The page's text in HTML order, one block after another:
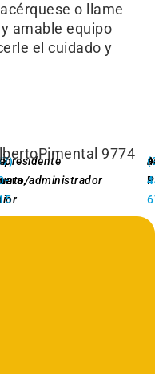
o llame
amable equipo
el cuidado y
,administrador